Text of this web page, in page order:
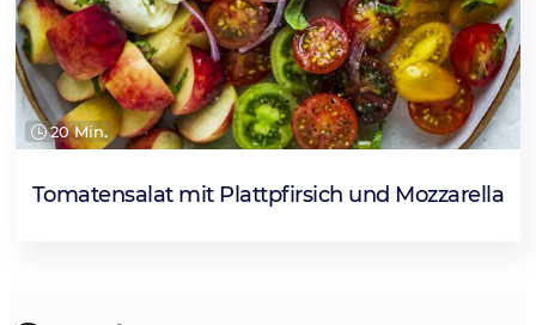
20 Min.
Tomatensalat mit Plattpfirsich und Mozzarella